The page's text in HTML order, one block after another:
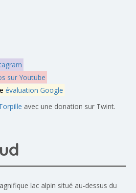
sur Youtube
évaluation Google
avec une donation sur Twint.
lac alpin situé au-dessus du